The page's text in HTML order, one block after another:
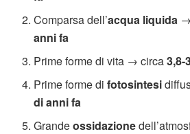
Comparsa dell’acqua liquida
anni fa
Prime forme di vita → circa3,8-
Prime forme difotosintesi
di anni fa
Grandeossidazione